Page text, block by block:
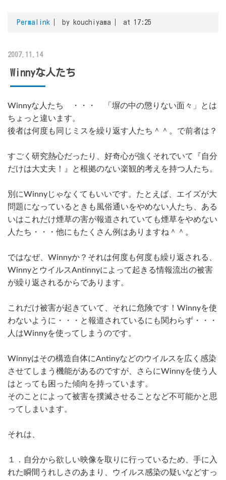
Permalink by kouchiyama at 17:25
2007.11.14
Winnyな人たち
Winnyな人たち ・・・ 「塀の中の懲りない面々」とは
ちょっと違います。
後者は何度も同じミスを繰り返す人たち＾＾。で前者は？
すごく研究熱心だったり、好奇心が強くそれでいて『自分
だけは大丈夫！』と根拠のない楽観的考えを持つ人たち。
別にWinnyじゃなくてもいいです。たとえば、エイズが大
問題になっているときも風俗通いをやめない人たち、ある
いはこれだけ煙草の害が報道されていても煙草をやめない
人たち・・・他にもたくさん例はありますね＾＾。
ではなぜ、Winnyか？それは何度も何度も繰り返される、
WinnyとウイルスAntinnyによって起きる情報流出の被害
が繰り返されるからであります。
これだけ被害が起きていて、それに危険です！Winnyを使
わないように・・・と報道されているにも関わらず・・・
人はWinnyを使ってしまうのです。
Winnyはその構造自体にAntinyなどのウイルスを広く感染
させてしまう機能があるのですが、さらにWinnyを使う人
はとっても困った傾向を持っています。
そのことによって被害を撲滅させることなど不可能かと思
ってしまいます。
それは、
１．自分から欲しい映像を取りに行っているため、手に入
れた瞬間うれしさのあまり、ウイルス感染の疑いなどすっ